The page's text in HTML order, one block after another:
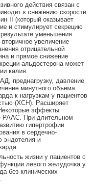
действия связан с
к снижению скорости
II (который оказывает
и стимулирует секрецию
уменьшения
увеличение
отрицательной
и прямое снижение
альдостерона может
калия.
преднагрузку, давление
минутного объема
к нагрузкам у пациентов
(ХСН). Расширяет
эффекты
РААС. При длительном
гипертрофии
в сердечно-
эндотелия и
жизни у пациентов с
левого желудочка у
без клинических